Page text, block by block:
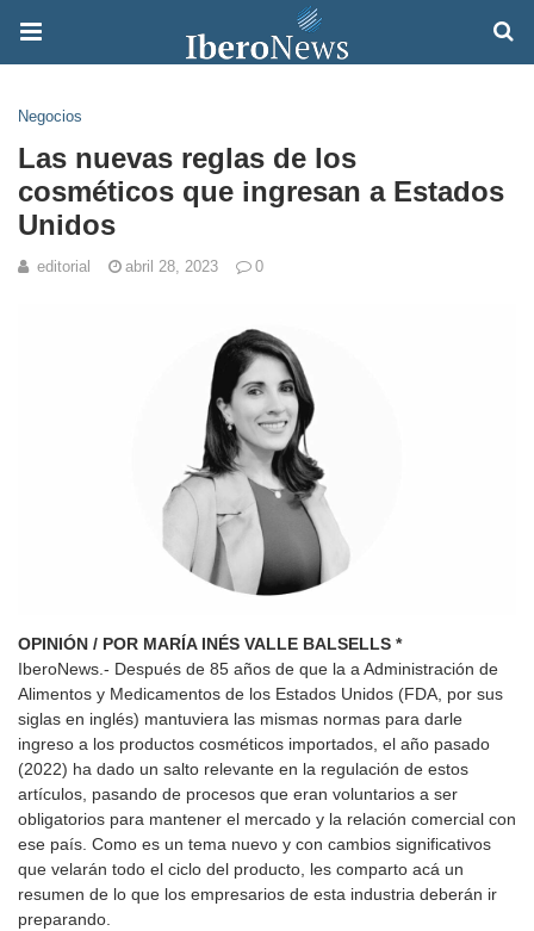
Negocios
Las nuevas reglas de los
cosméticos que ingresan a Estados
Unidos
editorial abril 28, 2023 0
OPINIÓN / POR MARÍA INÉS VALLE BALSELLS *
IberoNews.- Después de 85 años de que la a Administración de
Alimentos y Medicamentos de los Estados Unidos (FDA, por sus
siglas en inglés) mantuviera las mismas normas para darle
ingreso a los productos cosméticos importados, el año pasado
(2022) ha dado un salto relevante en la regulación de estos
artículos, pasando de procesos que eran voluntarios a ser
obligatorios para mantener el mercado y la relación comercial con
ese país. Como es un tema nuevo y con cambios significativos
que velarán todo el ciclo del producto, les comparto acá un
resumen de lo que los empresarios de esta industria deberán ir
preparando.